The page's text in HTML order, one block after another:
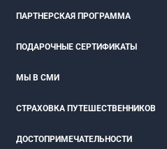
ПАРТНЕРСКАЯ ПРОГРАММА
ПОДАРОЧНЫЕ СЕРТИФИКАТЫ
МЫ В СМИ
СТРАХОВКА ПУТЕШЕСТВЕННИКОВ
ДОСТОПРИМЕЧАТЕЛЬНОСТИ